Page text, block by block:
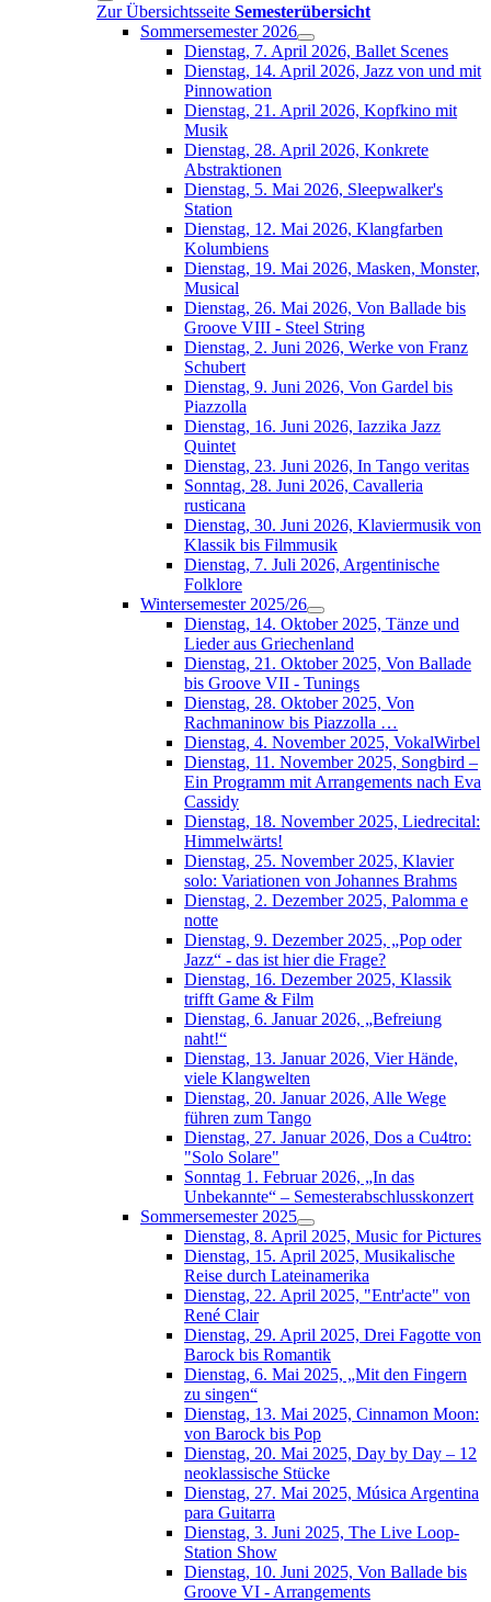
Zur Übersichtsseite Semesterübersicht
Sommersemester 2026
Dienstag, 7. April 2026, Ballet Scenes
Dienstag, 14. April 2026, Jazz von und mit
Pinnowation
Dienstag, 21. April 2026, Kopfkino mit
Musik
Dienstag, 28. April 2026, Konkrete
Abstraktionen
Dienstag, 5. Mai 2026, Sleepwalker's
Station
Dienstag, 12. Mai 2026, Klangfarben
Kolumbiens
Dienstag, 19. Mai 2026, Masken, Monster,
Musical
Dienstag, 26. Mai 2026, Von Ballade bis
Groove VIII - Steel String
Dienstag, 2. Juni 2026, Werke von Franz
Schubert
Dienstag, 9. Juni 2026, Von Gardel bis
Piazzolla
Dienstag, 16. Juni 2026, Iazzika Jazz
Quintet
Dienstag, 23. Juni 2026, In Tango veritas
Sonntag, 28. Juni 2026, Cavalleria
rusticana
Dienstag, 30. Juni 2026, Klaviermusik von
Klassik bis Filmmusik
Dienstag, 7. Juli 2026, Argentinische
Folklore
Wintersemester 2025/26
Dienstag, 14. Oktober 2025, Tänze und
Lieder aus Griechenland
Dienstag, 21. Oktober 2025, Von Ballade
bis Groove VII - Tunings
Dienstag, 28. Oktober 2025, Von
Rachmaninow bis Piazzolla …
Dienstag, 4. November 2025, VokalWirbel
Dienstag, 11. November 2025, Songbird –
Ein Programm mit Arrangements nach Eva
Cassidy
Dienstag, 18. November 2025, Liedrecital:
Himmelwärts!
Dienstag, 25. November 2025, Klavier
solo: Variationen von Johannes Brahms
Dienstag, 2. Dezember 2025, Palomma e
notte
Dienstag, 9. Dezember 2025, „Pop oder
Jazz“ - das ist hier die Frage?
Dienstag, 16. Dezember 2025, Klassik
trifft Game & Film
Dienstag, 6. Januar 2026, „Befreiung
naht!“
Dienstag, 13. Januar 2026, Vier Hände,
viele Klangwelten
Dienstag, 20. Januar 2026, Alle Wege
führen zum Tango
Dienstag, 27. Januar 2026, Dos a Cu4tro:
"Solo Solare"
Sonntag 1. Februar 2026, „In das
Unbekannte“ – Semesterabschlusskonzert
Sommersemester 2025
Dienstag, 8. April 2025, Music for Pictures
Dienstag, 15. April 2025, Musikalische
Reise durch Lateinamerika
Dienstag, 22. April 2025, "Entr'acte" von
René Clair
Dienstag, 29. April 2025, Drei Fagotte von
Barock bis Romantik
Dienstag, 6. Mai 2025, „Mit den Fingern
zu singen“
Dienstag, 13. Mai 2025, Cinnamon Moon:
von Barock bis Pop
Dienstag, 20. Mai 2025, Day by Day – 12
neoklassische Stücke
Dienstag, 27. Mai 2025, Música Argentina
para Guitarra
Dienstag, 3. Juni 2025, The Live Loop-
Station Show
Dienstag, 10. Juni 2025, Von Ballade bis
Groove VI - Arrangements